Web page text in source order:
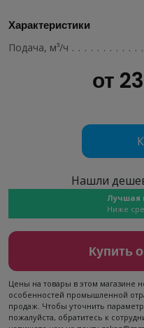
Характеристики
Подача, м³/ч
от
Нашли
Лучшая
Ниже
Купить
Цены на товары в этом магазине
особенностей промышленной
продаж. Чтобы уточнить
пожалуйста, обратитесь к